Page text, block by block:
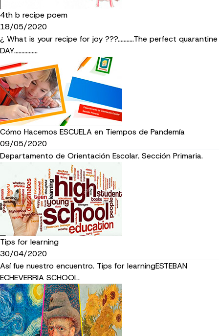
4th b recipe poem
18/05/2020
¿ What is your recipe for joy ???...........The perfect quarantine
DAY................
Cómo Hacemos ESCUELA en Tiempos de Pandemía
09/05/2020
Departamento de Orientación Escolar. Sección Primaria.
Tips for learning
30/04/2020
Así fue nuestro encuentro. Tips for learningESTEBAN
ECHEVERRIA SCHOOL.